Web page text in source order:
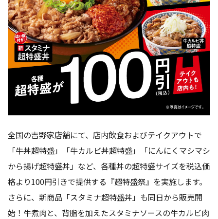
全国の吉野家店舗にて、店内飲食およびテイクアウトで
「牛丼超特盛」「牛カルビ丼超特盛」「にんにくマシマシ
から揚げ超特盛丼」など、各種丼の超特盛サイズを税込価
格より100円引きで提供する『超特盛祭』を実施します。
さらに、新商品「スタミナ超特盛丼」も同日から販売開
始！牛煮肉と、背脂を加えたスタミナソースの牛カルビ肉